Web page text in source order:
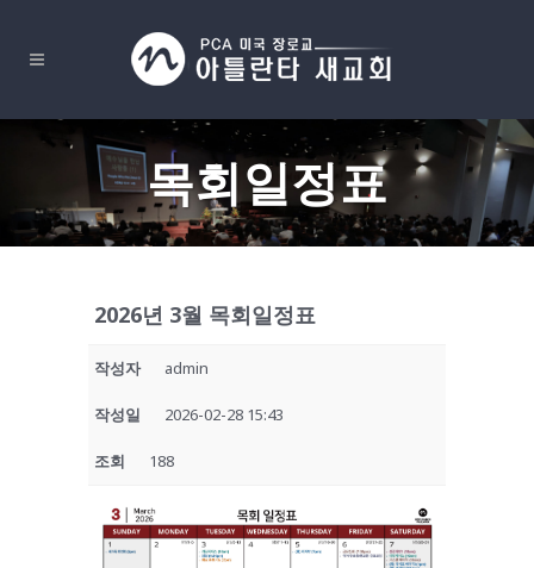
목회일정표
2026년 3월 목회일정표
작성자 admin
작성일 2026-02-28 15:43
조회 188